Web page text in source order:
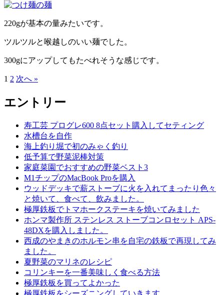
220gが基本の量みたいです。
ツルツルと喉越しのいい麺でした。
300gにアップしてもたべれそうな感じです。
投
稿
1 2 次へ »
エントリー
寿工芸 プログレ600 8点セット購入してセティング
水槽台を自作
海上釣り堀で初のみゃく釣り
低予算で野菜泥棒対策
家庭菜園でおすすめの野菜ベスト3
M1チップのMacBook Proを購入
ウッドデッキで薪ストーブに火を入れてまったり色々
と焼いて、食べて、飲みました。
極厚鉄板でトマホークステーキを焼いてみました
ホンマ製作所 ステンレス ストーブコンロセット APS-
48DXを購入しました。
西成のやまきのホルモン串を自宅の鉄板で再現してみ
ました。
夏野菜のマリネのレシピ
コリンキーを一番美味しく食べる方法
極厚鉄板を買ってよかった
極厚鉄板をシーズニングしていきます